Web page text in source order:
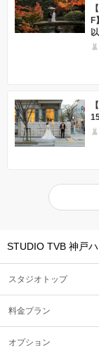
F
STUDIO TVB 神戸
スタジオトップ
料金プラン
オプション